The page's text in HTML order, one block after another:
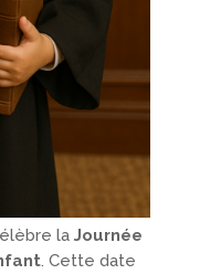
laJournée
. Cette date